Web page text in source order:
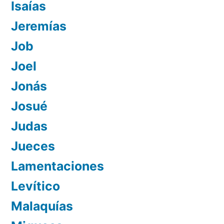
Isaías
Jeremías
Job
Joel
Jonás
Josué
Judas
Jueces
Lamentaciones
Levítico
Malaquías